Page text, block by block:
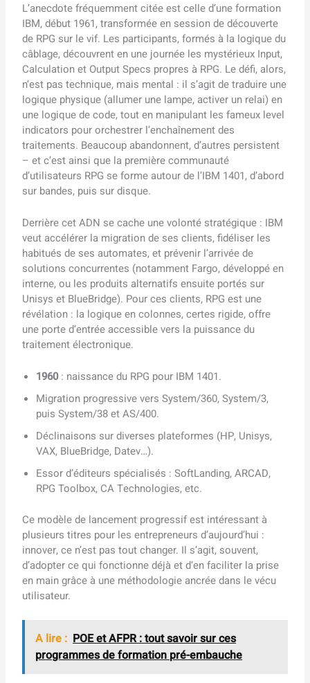
L’anecdote fréquemment citée est celle d’une formation
IBM, début 1961, transformée en session de découverte
de RPG sur le vif. Les participants, formés à la logique du
câblage, découvrent en une journée les mystérieux Input,
Calculation et Output Specs propres à RPG. Le défi, alors,
n’est pas technique, mais mental : il s’agit de traduire une
logique physique (allumer une lampe, activer un relai) en
une logique de code, tout en manipulant les fameux level
indicators pour orchestrer l’enchaînement des
traitements. Beaucoup abandonnent, d’autres persistent
– et c’est ainsi que la première communauté
d’utilisateurs RPG se forme autour de l’IBM 1401, d’abord
sur bandes, puis sur disque.
Derrière cet ADN se cache une volonté stratégique : IBM
veut accélérer la migration de ses clients, fidéliser les
habitués de ses automates, et prévenir l’arrivée de
solutions concurrentes (notamment Fargo, développé en
interne, ou les produits alternatifs ensuite portés sur
Unisys et BlueBridge). Pour ces clients, RPG est une
révélation : la logique en colonnes, certes rigide, offre
une porte d’entrée accessible vers la puissance du
traitement électronique.
1960: naissance du RPG pour IBM 1401.
Migration progressive vers System/360, System/3,
puis System/38 et AS/400.
Déclinaisons sur diverses plateformes (HP, Unisys,
VAX, BlueBridge, Datev…).
Essor d’éditeurs spécialisés : SoftLanding, ARCAD,
RPG Toolbox, CA Technologies, etc.
Ce modèle de lancement progressif est intéressant à
plusieurs titres pour les entrepreneurs d’aujourd’hui :
innover, ce n’est pas tout changer. Il s’agit, souvent,
d’adopter ce qui fonctionne déjà et d’en faciliter la prise
en main grâce à une méthodologie ancrée dans le vécu
utilisateur.
A lire : POE et AFPR : tout savoir sur ces
programmes de formation pré-embauche